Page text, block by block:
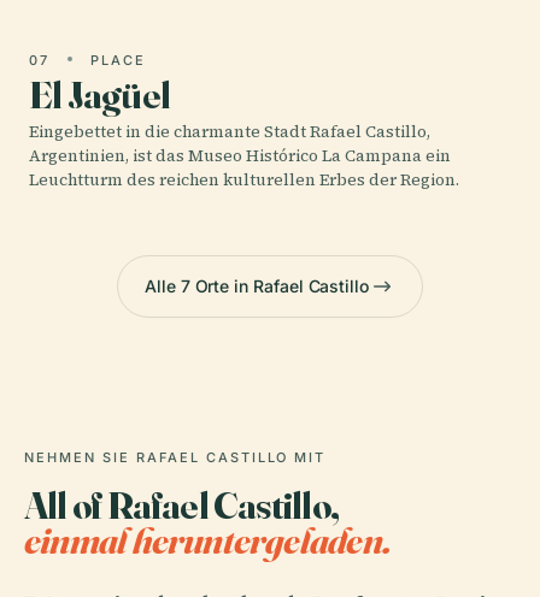
07 PLACE
El Jagüel
Eingebettet in die charmante Stadt Rafael Castillo,
Argentinien, ist das Museo Histórico La Campana ein
Leuchtturm des reichen kulturellen Erbes der Region.
Alle 7 Orte in Rafael Castillo
NEHMEN SIE RAFAEL CASTILLO MIT
All of Rafael Castillo,
einmal heruntergeladen.